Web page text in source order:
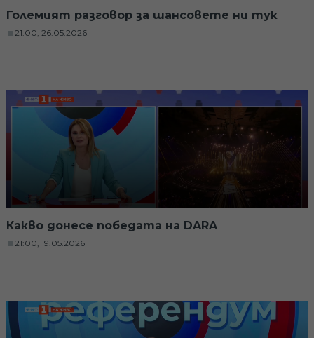
Големият разговор за шансовете ни тук
21:00, 26.05.2026
Какво донесе победата на DARA
21:00, 19.05.2026